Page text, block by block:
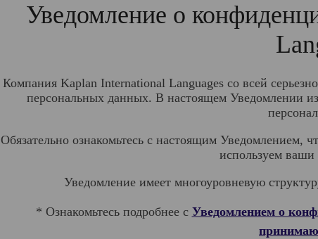
Уведомление о
Компания Kaplan International Languages со всей
персональных данных. В настоящем Уведомлении
Обязательно ознакомьтесь с настоящим Уведомлением,
используем
Уведомление имеет многоуровневую
* Ознакомьтесь подробнее с Уведомлением о